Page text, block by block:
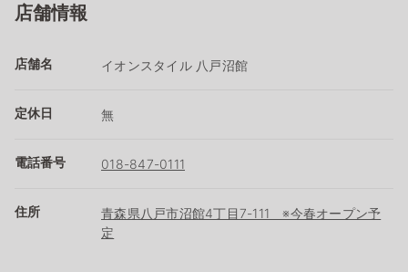
店舗情報
店舗名 イオンスタイル 八戸沼館
定休日 無
電話番号 018-847-0111
住所
青森県八戸市沼館4丁目7-111 ※今春オープン予
定